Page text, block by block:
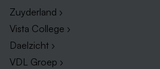
Zuyderland ›
Vista College ›
Daelzicht ›
VDL Groep ›